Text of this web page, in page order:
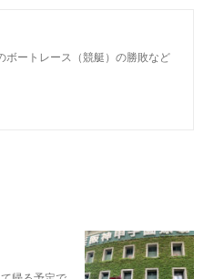
ートレース（競艇）の勝敗など